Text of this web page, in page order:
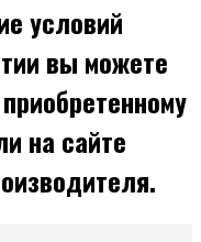
условий
вы можете
на сайте